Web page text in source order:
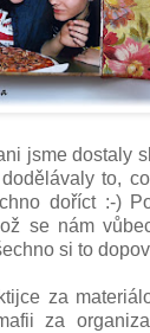
jsme dostaly
to,
doříct :-)
se nám
si to
za
za